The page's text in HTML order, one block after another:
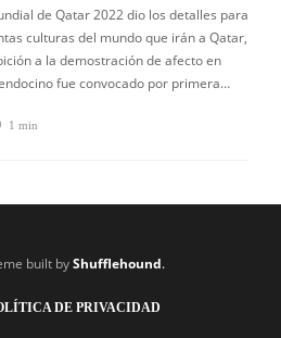
de Qatar 2022 dio los detalles para
culturas del mundo que irán a Qatar,
a la demostración de afecto en
fue convocado por primera…
1 min
built byShufflehound.
DE PRIVACIDAD